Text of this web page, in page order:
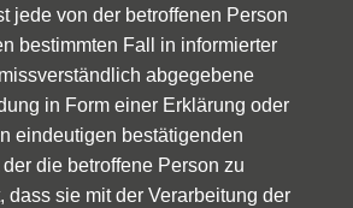
jede von der betroffenen Person
bestimmten Fall in informierter
abgegebene
in Form einer Erklärung oder
eindeutigen bestätigenden
die betroffene Person zu
dass sie mit der Verarbeitung der